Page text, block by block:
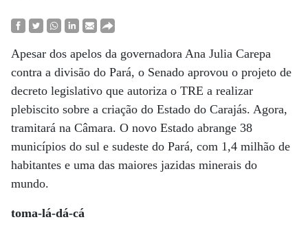
Apesar dos apelos da governadora Ana Julia Carepa
contra a divisão do Pará, o Senado aprovou o projeto de
decreto legislativo que autoriza o TRE a realizar
plebiscito sobre a criação do Estado do Carajás. Agora,
tramitará na Câmara. O novo Estado abrange 38
municípios do sul e sudeste do Pará, com 1,4 milhão de
habitantes e uma das maiores jazidas minerais do
mundo.
toma-lá-dá-cá